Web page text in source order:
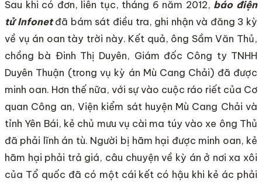
Sau khi có đơn, liên tục, tháng 6 năm 2012, báo điện
tử Infonetđã bám sát điều tra, ghi nhận và đăng 3 kỳ
về vụ án oan tày trời này. Kết quả, ông Sầm Văn Thủ,
chồng bà Đinh Thị Duyên, Giám đốc Công ty TNHH
Duyên Thuận (trong vụ kỳ án Mù Cang Chải) đã được
minh oan. Hơn thế nữa, với sự vào cuộc ráo riết của Cơ
quan Công an, Viện kiểm sát huyện Mù Cang Chải và
tỉnh Yên Bái, kẻ chủ mưu vụ cài ma túy vào xe ông Thủ
đã phải lĩnh án tù. Người bị hãm hại được minh oan, kẻ
hãm hại phải trả giá, câu chuyện về kỳ án ở nơi xa xôi
của Tổ quốc đã có một cái kết có hậu khi kẻ ác phải